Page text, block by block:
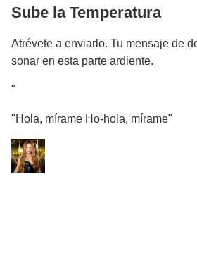
Sube la Temperatura
Atrévete a enviarlo. Tu mensaje de
sonar en esta parte ardiente.
"
"Hola, mírame Ho-hola, mírame"